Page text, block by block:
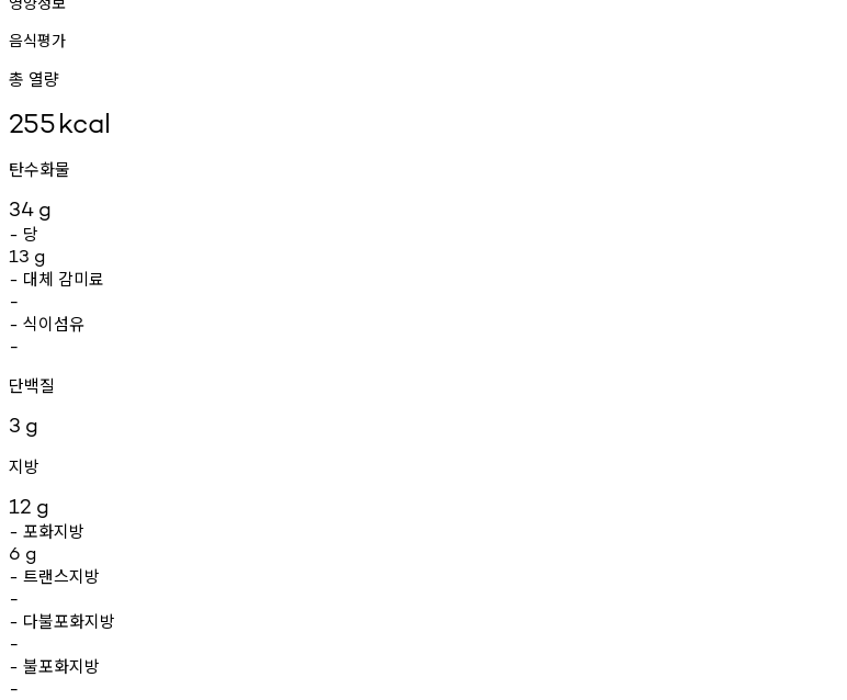
음식평가
총 열량
255kcal
탄수화물
34 g
- 당
13 g
- 대체 감미료
-
- 식이섬유
-
단백질
3 g
지방
12 g
- 포화지방
6 g
- 트랜스지방
-
- 다불포화지방
-
- 불포화지방
-